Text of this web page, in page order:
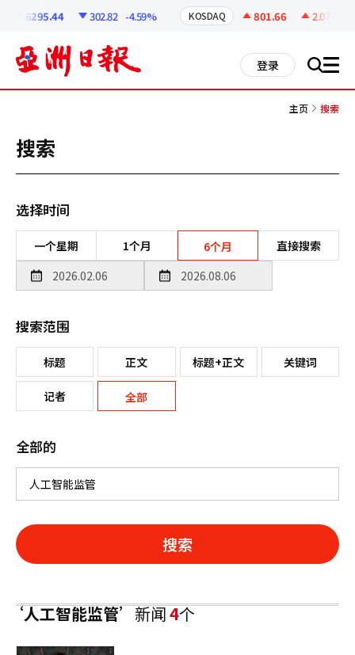
6295.44 302.82 -4.59% KOSDAQ 801.66 2.07
登录 搜 all
主页 搜索
搜索
选择时间
一个星期 1个月 6个月 直接搜索
搜索范围
标题 正文 标题+正文 关键词
记者 全部
全部的
搜索
‘人工智能监管’新闻4个